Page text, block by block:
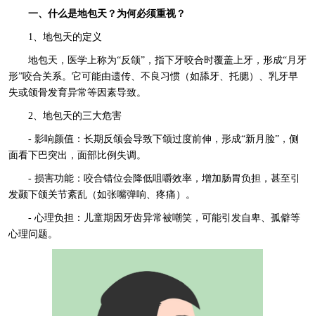
一、什么是地包天？为何必须重视？
1、地包天的定义
地包天，医学上称为“反颌”，指下牙咬合时覆盖上牙，形成“月牙
形”咬合关系。它可能由遗传、不良习惯（如舔牙、托腮）、乳牙早
失或颌骨发育异常等因素导致。
2、地包天的三大危害
- 影响颜值：长期反颌会导致下颌过度前伸，形成“新月脸”，侧
面看下巴突出，面部比例失调。
- 损害功能：咬合错位会降低咀嚼效率，增加肠胃负担，甚至引
发颞下颌关节紊乱（如张嘴弹响、疼痛）。
- 心理负担：儿童期因牙齿异常被嘲笑，可能引发自卑、孤僻等
心理问题。